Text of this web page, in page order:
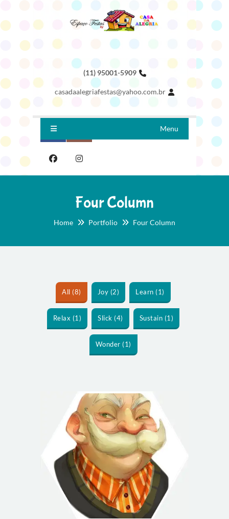
(11) 95001-5909
casadaalegriafestas@yahoo.com.br
Menu
Four Column
Home Portfolio Four Column
All (8) Joy (2) Learn (1)
Relax (1) Slick (4) Sustain (1)
Wonder (1)